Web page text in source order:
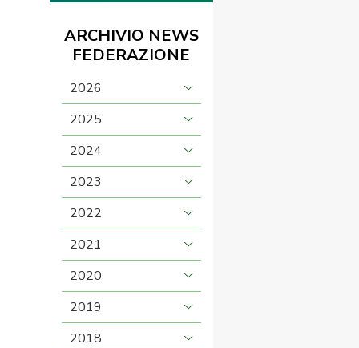
ARCHIVIO NEWS
FEDERAZIONE
2026
2025
2024
2023
2022
2021
2020
2019
2018